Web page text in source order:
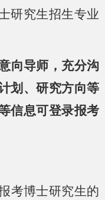
研究生招生专业
向导师 ， 充分沟
划、研究方向等
信息可登录报考
考博士研究生的